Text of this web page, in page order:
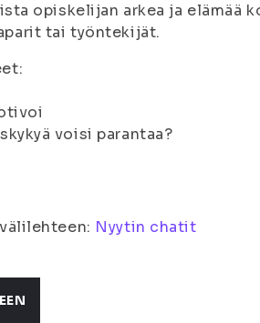
opiskelijan arkea ja elämää
tai työntekijät.
voisi parantaa?
Nyytin chatit